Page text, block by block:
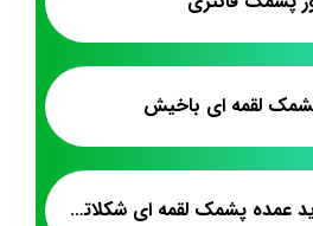
لقمه ای باخیش
مرکز خرید عمده پشمک لقمه ای شکلاتی